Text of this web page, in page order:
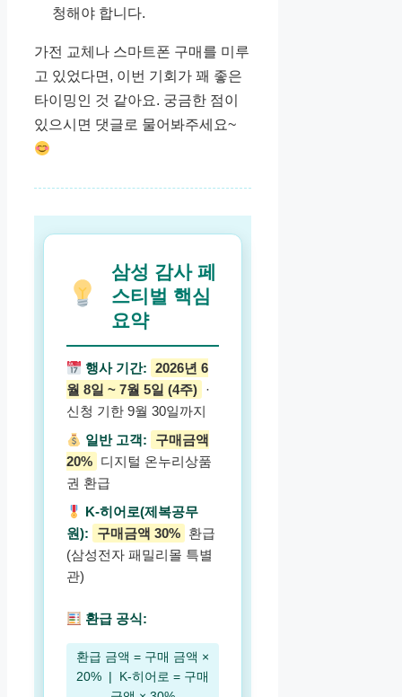
청해야 합니다.
가전 교체나 스마트폰 구매를 미루
고 있었다면, 이번 기회가 꽤 좋은
타이밍인 것 같아요. 궁금한 점이
있으시면 댓글로 물어봐주세요~
삼성 감사 페
스티벌 핵심
요약
행사 기간: 2026년 6
월 8일 ~ 7월 5일 (4주) ·
신청 기한 9월 30일까지
일반 고객:
구매금액
20% 디지털 온누리상품
권 환급
K-히어로(제복공무
원):
구매금액 30% 환급
(삼성전자 패밀리몰 특별
관)
환급 공식:
환급 금액 = 구매 금액 ×
20% | K-히어로 = 구매